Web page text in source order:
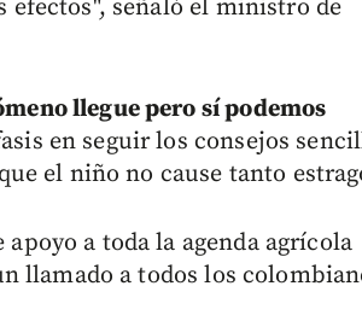
efectos", señaló el ministro de
llegue pero sí podemos
en seguir los consejos
el niño no cause tanto
a toda la agenda agrícola
llamado a todos los